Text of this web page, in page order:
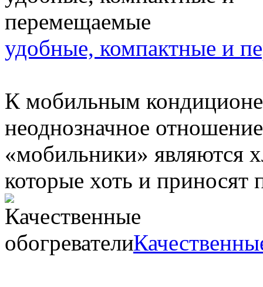
удобные, компактные и
К мобильным
неоднозначное
«мобильники» являются
которые хоть и приносят